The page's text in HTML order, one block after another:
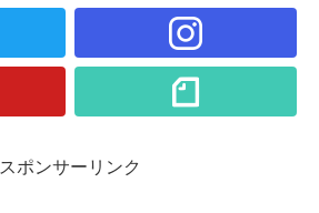
スポンサーリンク